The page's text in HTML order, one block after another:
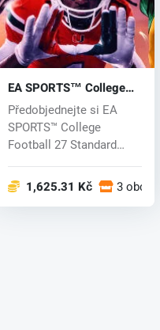
EA SPORTS™ College
Football 27 (PC) key
Předobjednejte si EA
SPORTS™ College
Football 27 Standard
1,625.31 Kč 3